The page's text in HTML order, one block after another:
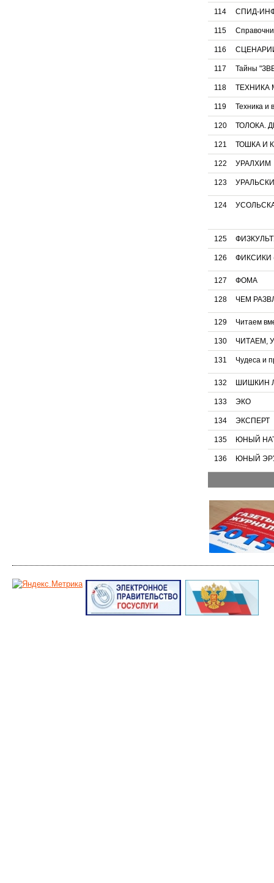
114 СПИД-
115
116
117 Тайны
118
119 Техника и
120 ТОЛОКА.
121 ТОШКА И
122 УРАЛХИМ
123
124
125
126 ФИКСИКИ
127 ФОМА
128 ЧЕМ
129 Читаем
130 ЧИТАЕМ,
131 Чудеса и
132 ШИШКИН
133 ЭКО
134 ЭКСПЕРТ
135 ЮНЫЙ
136 ЮНЫЙ